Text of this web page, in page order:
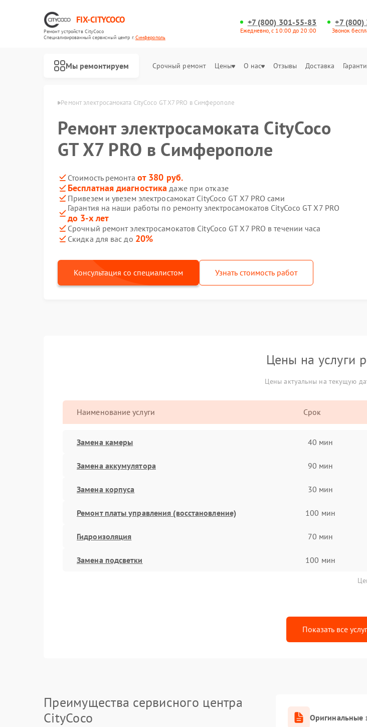
FIX-CITYCOCO
Ремонт устройств CityCoco
Специализированный cервисный центр г.Симферополь
+7 (800) 301-55-83
Ежедневно, с 10:00 до 20:00
+7
Звонок
Мы ремонтируем Срочный ремонт Цены О нас Отзывы Доставка
в Симферополе Ремонт электросамоката CityCoco GT X7 PRO в Симферополе
Ремонт электросамоката CityCoco
GT X7 PRO в Симферополе
Стоимость ремонта от 380 руб.
Бесплатная диагностика даже при отказе
Привезем и увезем электросамокат CityCoco GT X7 PRO сами
Гарантия на наши работы по ремонту электросамокатов CityCoco GT X7 PRO
до 3-х лет
Срочный ремонт электросамокатов CityCoco GT X7 PRO в течении часа
Скидка для вас до 20%
Консультация со специалистом Узнать стоимость работ
Цены на услуги
Цены актуальны на текущую
Наименование услуги Срок
Замена камеры 40 мин
Замена аккумулятора 90 мин
Замена корпуса 30 мин
Ремонт платы управления (восстановление) 100 мин
Гидроизоляция 70 мин
Замена подсветки 100 мин
Показать все
Преимущества сервисного центра
CityCoco
Оригинальные